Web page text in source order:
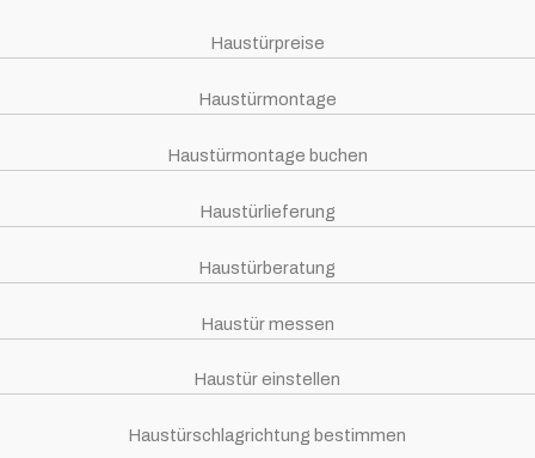
Haustürpreise
Haustürmontage
Haustürmontage buchen
Haustürlieferung
Haustürberatung
Haustür messen
Haustür einstellen
Haustürschlagrichtung bestimmen